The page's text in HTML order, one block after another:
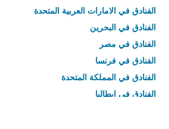
الفنادق في الامارات العربية المتحدة
الفنادق في البحرين
الفنادق في مصر
الفنادق في فرنسا
الفنادق في المملكة المتحدة
الفنادق في إيطاليا